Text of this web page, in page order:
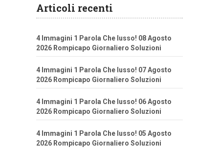
Articoli recenti
4 Immagini 1 Parola Che lusso! 08 Agosto
2026 Rompicapo Giornaliero Soluzioni
4 Immagini 1 Parola Che lusso! 07 Agosto
2026 Rompicapo Giornaliero Soluzioni
4 Immagini 1 Parola Che lusso! 06 Agosto
2026 Rompicapo Giornaliero Soluzioni
4 Immagini 1 Parola Che lusso! 05 Agosto
2026 Rompicapo Giornaliero Soluzioni